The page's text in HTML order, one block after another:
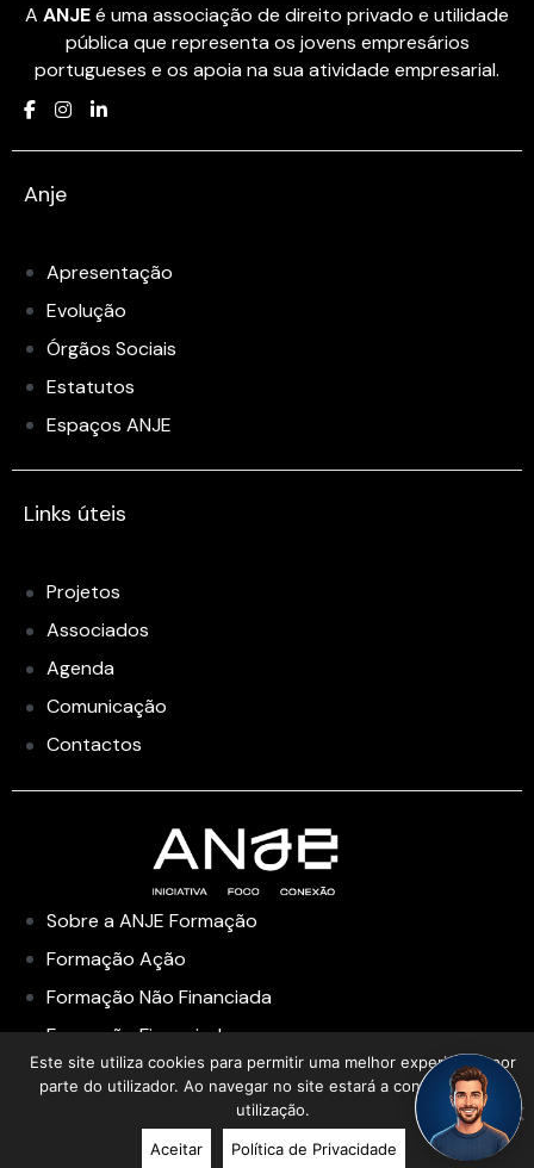
A ANJEé uma associação de direito privado e utilidade
pública que representa os jovens empresários
portugueses e os apoia na sua atividade empresarial.
Anje
Apresentação
Evolução
Órgãos Sociais
Estatutos
Espaços ANJE
Links úteis
Projetos
Associados
Agenda
Comunicação
Contactos
Sobre a ANJE Formação
Formação Ação
Formação Não Financiada
Formação Financiada
Academia de Liderança
Este site utiliza cookies para permitir uma melhor experiência por
parte do utilizador. Ao navegar no site estará a consentir a sua
utilização.
Aceitar Política de Privacidade